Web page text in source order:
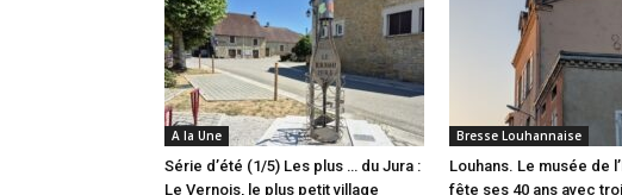
A la Une
Série d’été (1/5) Les plus … du Jura :
Le Vernois, le plus petit village
Bresse Louhannaise
Louhans. Le musée de
fête ses 40 ans avec